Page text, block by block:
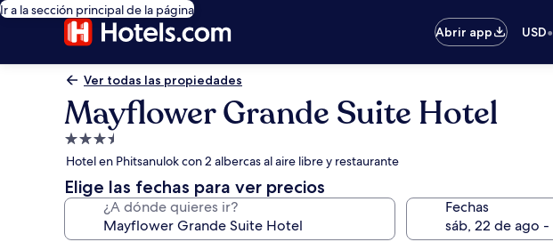
Ir a la sección principal de la página
Abrir app
USD•
Ver todas las propiedades
Mayflower Grande Suite Hotel
Propiedad
de
3.5
estrellas
Hotel en Phitsanulok con 2 albercas al aire libre y restaurante
Elige las fechas para ver precios
¿A dónde quieres ir? Fechas